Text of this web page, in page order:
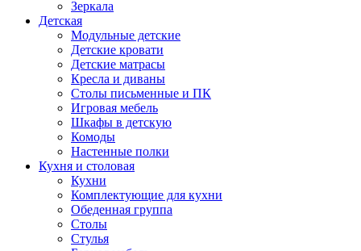
Зеркала
Детская
Модульные детские
Детские кровати
Детские матрасы
Кресла и диваны
Столы письменные и ПК
Игровая мебель
Шкафы в детскую
Комоды
Настенные полки
Кухня и столовая
Кухни
Комплектующие для кухни
Обеденная группа
Столы
Стулья